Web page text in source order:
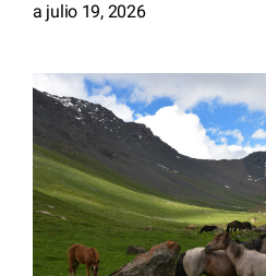
a julio 19, 2026